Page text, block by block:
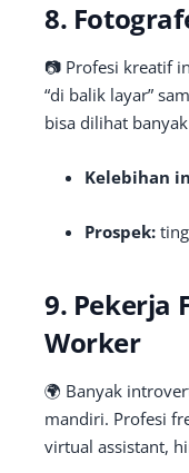
8.
📷 Profesi kreatif
“di balik layar”
bisa dilihat
Kelebihan
Prospek:
9. Pekerja
Worker
🌍 Banyak
mandiri. Profesi
virtual assistant,